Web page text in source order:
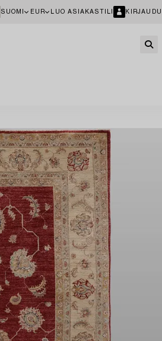
SUOMI EUR LUO ASIAKASTILI KIRJAUDU